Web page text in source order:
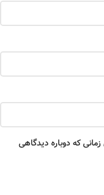
که دوباره دیدگاهی